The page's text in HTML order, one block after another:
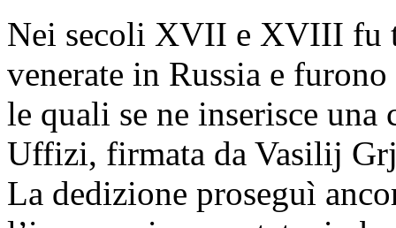
Nei secoli XVII e XVIII fu
venerate in Russia e
le quali se ne inserisce
Uffizi, firmata da Vasilij
La dedizione proseguì